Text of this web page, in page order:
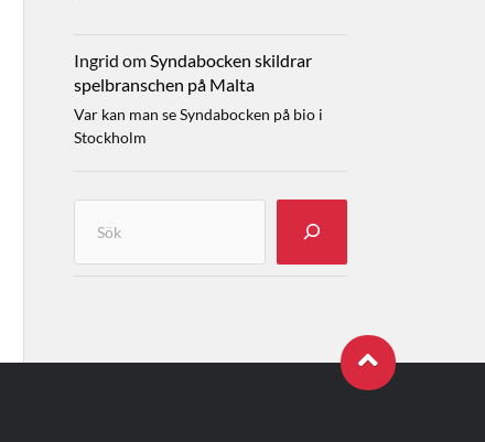
Ingrid omSyndabocken skildrar
spelbranschen på Malta
Var kan man se Syndabocken på bio i
Stockholm